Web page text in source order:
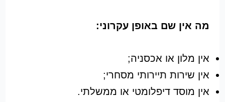
מה אין שם באופן עקרוני:
אין מלון או אכסניה;
אין שירות תיירותי מסחרי;
אין מוסד דיפלומטי או ממשלתי.